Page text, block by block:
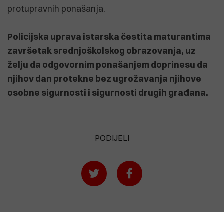
protupravnih ponašanja.
Policijska uprava istarska čestita maturantima
završetak srednjoškolskog obrazovanja, uz
želju da odgovornim ponašanjem doprinesu da
njihov dan protekne bez ugrožavanja njihove
osobne sigurnosti i sigurnosti drugih građana.
PODIJELI